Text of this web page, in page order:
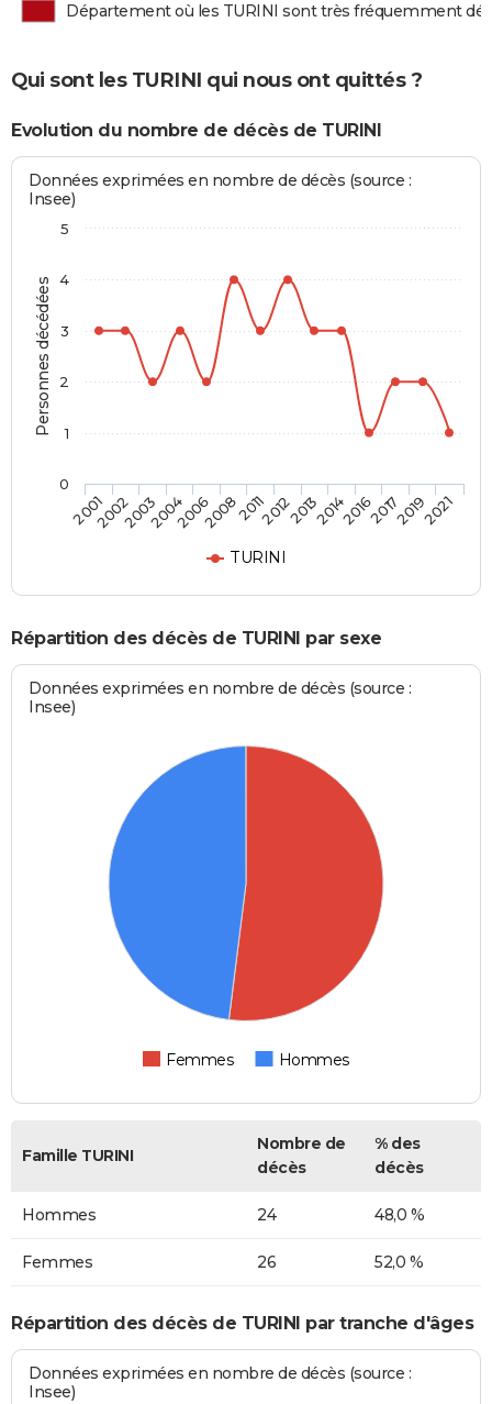
Département où les TURINI sont très fréquemment
Qui sont les TURINI qui nous ont quittés ?
Evolution du nombre de décès de TURINI
Personnes décédées
Données exprimées en nombre de décès (source :
Insee)
TURINI
20012002200320042006200820112012201320142016201720192021
0
1
2
3
4
5
Répartition des décès de TURINI par sexe
Données exprimées en nombre de décès (source :
Insee)
Femmes Hommes
Famille TURINI
Nombre de
décès
% des
décès
Hommes 24 48,0 %
Femmes 26 52,0 %
Répartition des décès de TURINI par tranche d'âges
Données exprimées en nombre de décès (source :
Insee)